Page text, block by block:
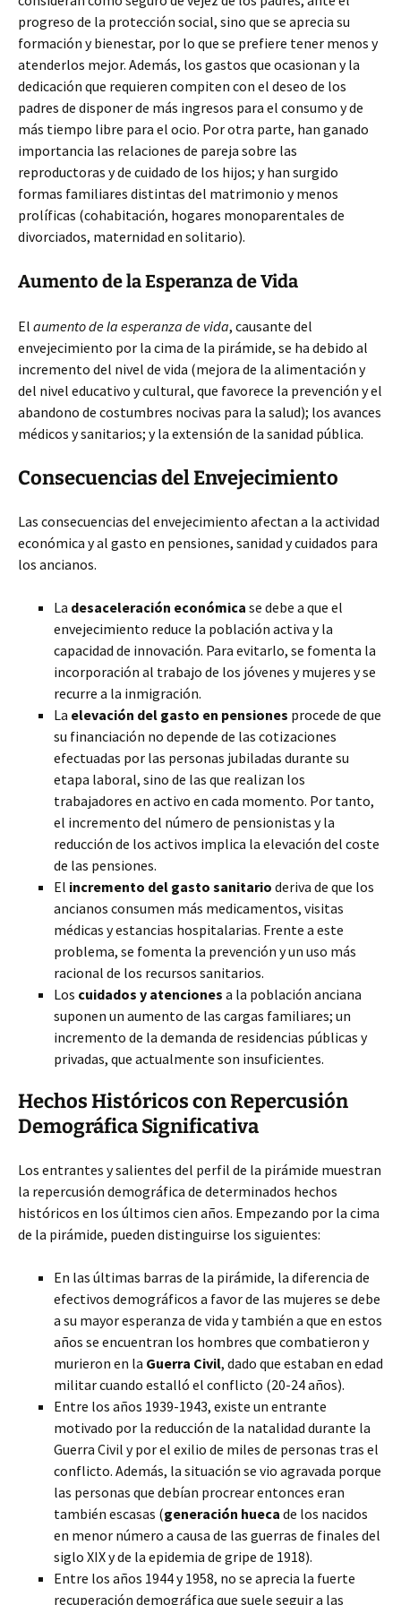
progreso de la protección social, sino que se aprecia su
formación y bienestar, por lo que se prefiere tener menos y
atenderlos mejor. Además, los gastos que ocasionan y la
dedicación que requieren compiten con el deseo de los
padres de disponer de más ingresos para el consumo y de
más tiempo libre para el ocio. Por otra parte, han ganado
importancia las relaciones de pareja sobre las
reproductoras y de cuidado de los hijos; y han surgido
formas familiares distintas del matrimonio y menos
prolíficas (cohabitación, hogares monoparentales de
divorciados, maternidad en solitario).
Aumento de la Esperanza de Vida
El aumento de la esperanza de vida, causante del
envejecimiento por la cima de la pirámide, se ha debido al
incremento del nivel de vida (mejora de la alimentación y
del nivel educativo y cultural, que favorece la prevención y el
abandono de costumbres nocivas para la salud); los avances
médicos y sanitarios; y la extensión de la sanidad pública.
Consecuencias del Envejecimiento
Las consecuencias del envejecimiento afectan a la actividad
económica y al gasto en pensiones, sanidad y cuidados para
los ancianos.
La desaceleración económica se debe a que el
envejecimiento reduce la población activa y la
capacidad de innovación. Para evitarlo, se fomenta la
incorporación al trabajo de los jóvenes y mujeres y se
recurre a la inmigración.
La elevación del gasto en pensiones procede de que
su financiación no depende de las cotizaciones
efectuadas por las personas jubiladas durante su
etapa laboral, sino de las que realizan los
trabajadores en activo en cada momento. Por tanto,
el incremento del número de pensionistas y la
reducción de los activos implica la elevación del coste
de las pensiones.
El incremento del gasto sanitario deriva de que los
ancianos consumen más medicamentos, visitas
médicas y estancias hospitalarias. Frente a este
problema, se fomenta la prevención y un uso más
racional de los recursos sanitarios.
Los cuidados y atenciones a la población anciana
suponen un aumento de las cargas familiares; un
incremento de la demanda de residencias públicas y
privadas, que actualmente son insuficientes.
Hechos Históricos con Repercusión
Demográfica Significativa
Los entrantes y salientes del perfil de la pirámide muestran
la repercusión demográfica de determinados hechos
históricos en los últimos cien años. Empezando por la cima
de la pirámide, pueden distinguirse los siguientes:
En las últimas barras de la pirámide, la diferencia de
efectivos demográficos a favor de las mujeres se debe
a su mayor esperanza de vida y también a que en estos
años se encuentran los hombres que combatieron y
murieron en la Guerra Civil, dado que estaban en edad
militar cuando estalló el conflicto (20-24 años).
Entre los años 1939-1943, existe un entrante
motivado por la reducción de la natalidad durante la
Guerra Civil y por el exilio de miles de personas tras el
conflicto. Además, la situación se vio agravada porque
las personas que debían procrear entonces eran
también escasas (generación hueca de los nacidos
en menor número a causa de las guerras de finales del
siglo XIX y de la epidemia de gripe de 1918).
Entre los años 1944 y 1958, no se aprecia la fuerte
recuperación demográfica que suele seguir a las